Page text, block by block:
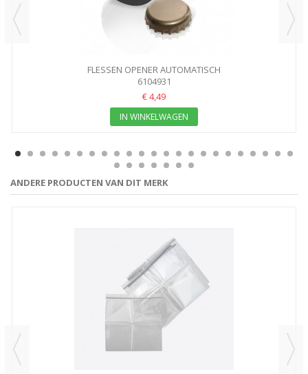
FLESSEN OPENER AUTOMATISCH
6104931
€ 4,49
IN WINKELWAGEN
ANDERE PRODUCTEN VAN DIT MERK